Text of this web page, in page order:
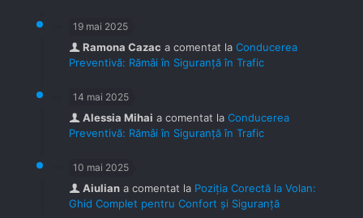
19 mai 2025
Ramona Cazac a comentat la Conducerea
Preventivă: Rămâi în Siguranță în Trafic
14 mai 2025
Alessia Mihai a comentat la Conducerea
Preventivă: Rămâi în Siguranță în Trafic
10 mai 2025
Aiulian a comentat la Poziția Corectă la Volan:
Ghid Complet pentru Confort și Siguranță